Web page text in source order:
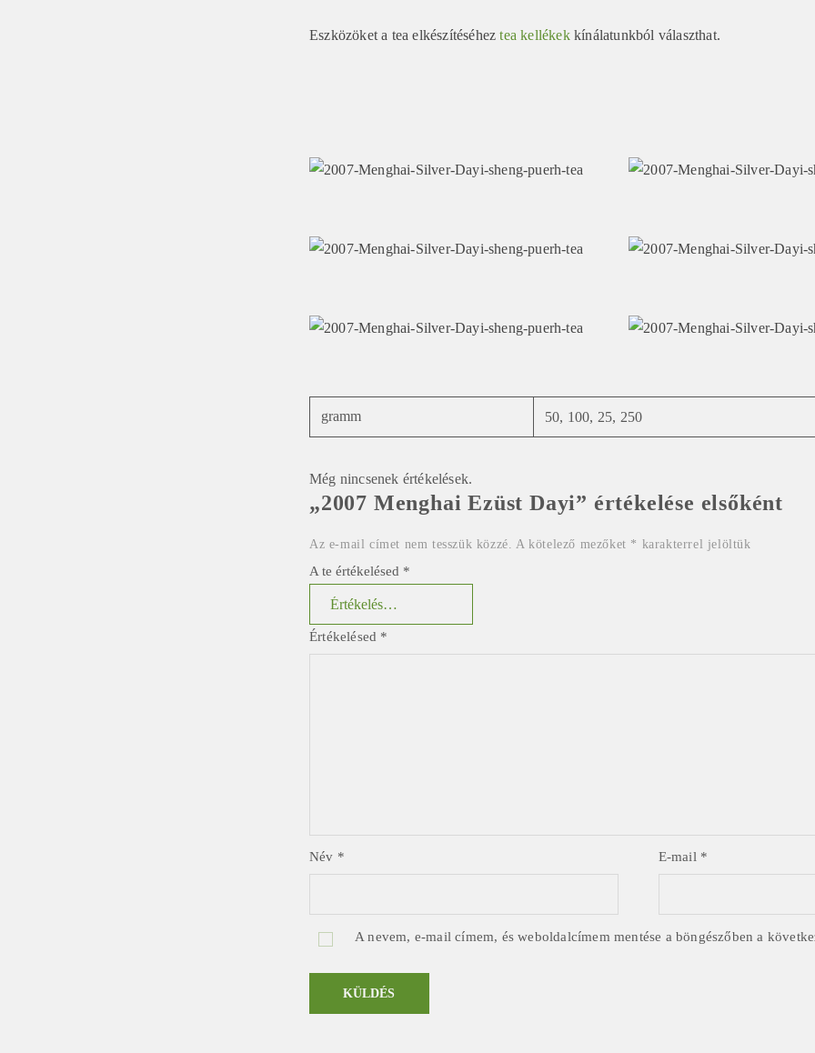
Eszközöket a tea elkészítéséhez tea kellékek kínálatunkból választhat.
gramm 50, 100, 25, 250
Még nincsenek értékelések.
„2007 Menghai Ezüst Dayi” értékelése elsőként
Az e-mail címet nem tesszük közzé. A kötelező mezőket * karakterrel jelöltük
A te értékelésed *
Értékelésed *
Név * E-mail *
A nevem, e-mail címem, és weboldalcímem mentése a böngészőben a